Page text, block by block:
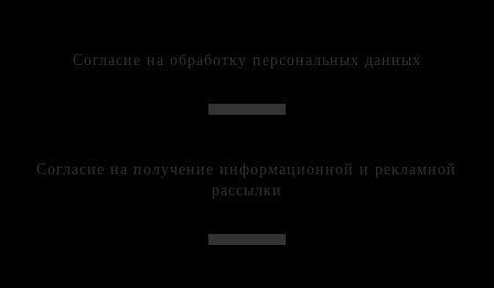
Согласие на обработку персональных данных
Согласие на получение информационной и рекламной
рассылки